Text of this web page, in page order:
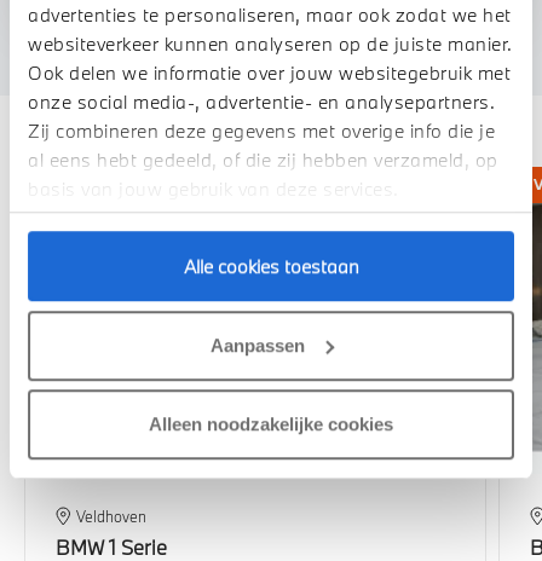
advertenties te personaliseren, maar ook zodat we het
websiteverkeer kunnen analyseren op de juiste manier.
Ook delen we informatie over jouw websitegebruik met
onze social media-, advertentie- en analysepartners.
Zij combineren deze gegevens met overige info die je
al eens hebt gedeeld, of die zij hebben verzameld, op
basis van jouw gebruik van deze services.
Alle cookies toestaan
Aanpassen
Alleen noodzakelijke cookies
Deze zijn vergelijkbaar
Veldhoven
BMW1 Serie